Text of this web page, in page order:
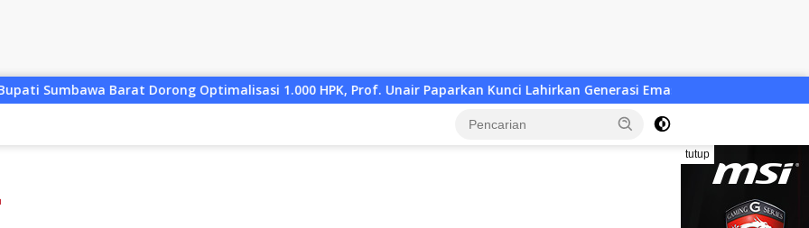
1.000 HPK, Prof. Unair Paparkan Kunci Lahirkan Generasi Emas 2045 Atlet Wushu Dompu Dicoret Sepihak,
tutup